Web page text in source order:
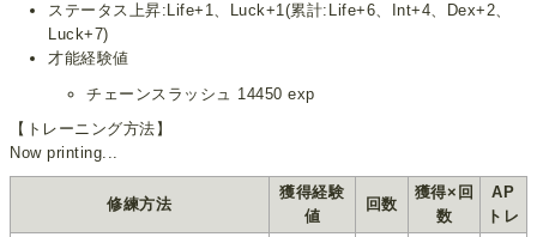
ステータス上昇:Life+1、Luck+1(累計:Life+6、Int+4、Dex+2、
Luck+7)
才能経験値
チェーンスラッシュ 14450 exp
【トレーニング方法】
Now printing...
修練方法
獲得経験
値
回数
獲得×回
数
AP
トレ